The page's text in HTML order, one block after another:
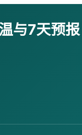
与7天预报